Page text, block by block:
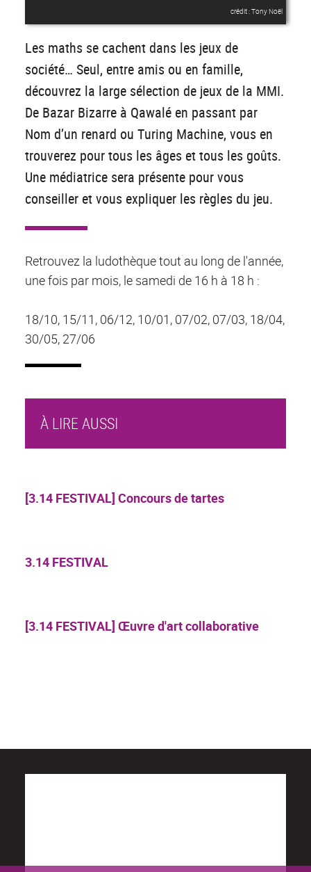
crédit : Tony Noël
Les maths se cachent dans les jeux de
société… Seul, entre amis ou en famille,
découvrez la large sélection de jeux de la MMI.
De Bazar Bizarre à Qawalé en passant par
Nom d’un renard ou Turing Machine, vous en
trouverez pour tous les âges et tous les goûts.
Une médiatrice sera présente pour vous
conseiller et vous expliquer les règles du jeu.
Retrouvez la ludothèque tout au long de l'année,
une fois par mois, le samedi de 16 h à 18 h :
18/10, 15/11, 06/12, 10/01, 07/02, 07/03, 18/04,
30/05, 27/06
À LIRE AUSSI
[3.14 FESTIVAL] Concours de tartes
3.14 FESTIVAL
[3.14 FESTIVAL] Œuvre d'art collaborative